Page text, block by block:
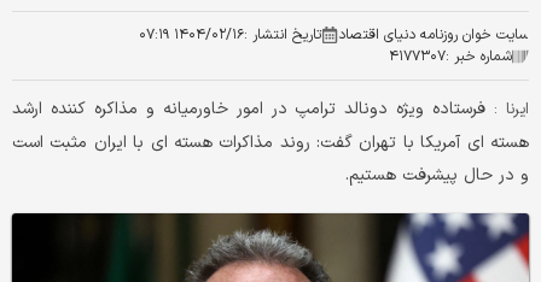
سایت خوان روزنامه دنیای اقتصاد تاریخ انتشار :۱۴۰۴/۰۲/۱۶ ۰۷:۱۹
شماره خبر :۴۱۷۷۳۰۷
ایرنا : فرستاده ویژه دونالد ترامپ در امور خاورمیانه و مذاکره کننده ارشد
هسته ای آمریکا با تهران گفت: روند مذاکرات هسته ای با ایران مثبت است
و در حال پیشرفت هستیم.